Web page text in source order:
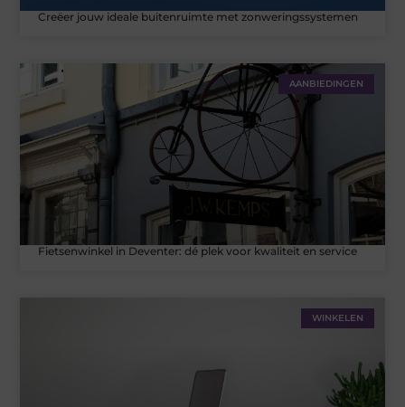
Creëer jouw ideale buitenruimte met zonweringssystemen
AANBIEDINGEN
Fietsenwinkel in Deventer: dé plek voor kwaliteit en service
WINKELEN